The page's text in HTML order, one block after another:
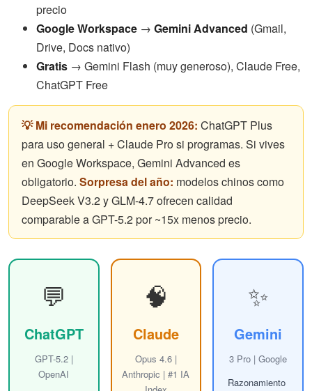
precio
Google Workspace → Gemini Advanced (Gmail,
Drive, Docs nativo)
Gratis → Gemini Flash (muy generoso), Claude Free,
ChatGPT Free
💡 Mi recomendación enero 2026: ChatGPT Plus
para uso general + Claude Pro si programas. Si vives
en Google Workspace, Gemini Advanced es
obligatorio. Sorpresa del año: modelos chinos como
DeepSeek V3.2 y GLM-4.7 ofrecen calidad
comparable a GPT-5.2 por ~15x menos precio.
💬
ChatGPT
GPT-5.2 |
OpenAI
🧠
Claude
Opus 4.6 |
Anthropic | #1 IA
✨
Gemini
3 Pro | Google
Razonamiento